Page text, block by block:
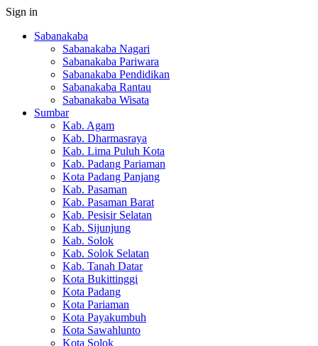
Sign in
Sabanakaba
Sabanakaba Nagari
Sabanakaba Pariwara
Sabanakaba Pendidikan
Sabanakaba Rantau
Sabanakaba Wisata
Sumbar
Kab. Agam
Kab. Dharmasraya
Kab. Lima Puluh Kota
Kab. Padang Pariaman
Kota Padang Panjang
Kab. Pasaman
Kab. Pasaman Barat
Kab. Pesisir Selatan
Kab. Sijunjung
Kab. Solok
Kab. Solok Selatan
Kab. Tanah Datar
Kota Bukittinggi
Kota Padang
Kota Pariaman
Kota Payakumbuh
Kota Sawahlunto
Kota Solok